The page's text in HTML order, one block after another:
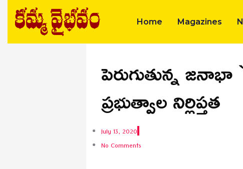
content
Home Magazines
పెరుగుతున్న
ప్రభుత్వాల నిర్లిప్తత
July 13, 2020
No Comments